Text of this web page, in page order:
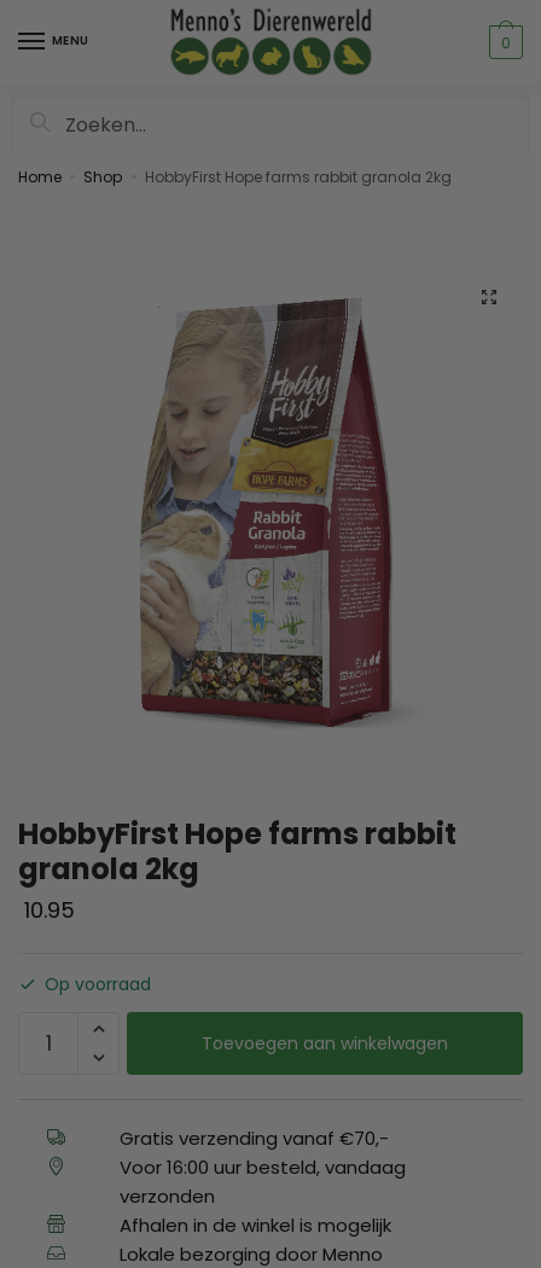
MENU 0
Home Shop HobbyFirst Hope farms rabbit granola 2kg
HobbyFirst Hope farms rabbit
granola 2kg
10.95
Op voorraad
Toevoegen aan winkelwagen
Gratis verzending vanaf €70,-
Voor 16:00 uur besteld, vandaag
verzonden
Afhalen in de winkel is mogelijk
Lokale bezorging door Menno